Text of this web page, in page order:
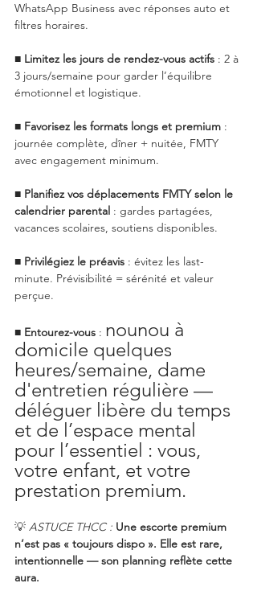
WhatsApp Business avec réponses auto et
filtres horaires.
■ Limitez les jours de rendez-vous actifs : 2 à
3 jours/semaine pour garder l’équilibre
émotionnel et logistique.
■ Favorisez les formats longs et premium :
journée complète, dîner + nuitée, FMTY
avec engagement minimum.
■ Planifiez vos déplacements FMTY selon le
calendrier parental : gardes partagées,
vacances scolaires, soutiens disponibles.
■ Privilégiez le préavis : évitez les last-
minute. Prévisibilité = sérénité et valeur
perçue.
■ Entourez-vous : nounou à
domicile quelques
heures/semaine, dame
d'entretien régulière —
déléguer libère du temps
et de l’espace mental
pour l’essentiel : vous,
votre enfant, et votre
prestation premium.
💡 ASTUCE THCC : Une escorte premium
n’est pas « toujours dispo ». Elle est rare,
intentionnelle — son planning reflète cette
aura.